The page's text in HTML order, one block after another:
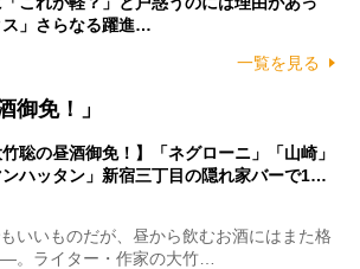
」さらなる躍進…
一覧を見る
御免！」
竹聡の昼酒御免！】「ネグローニ」「山崎」
ンハッタン」新宿三丁目の隠れ家バーで1…
いいものだが、昼から飲むお酒にはまた格
。ライター・作家の大竹…